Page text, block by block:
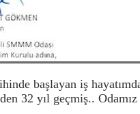
başlayan iş
32 yıl geçmiş..